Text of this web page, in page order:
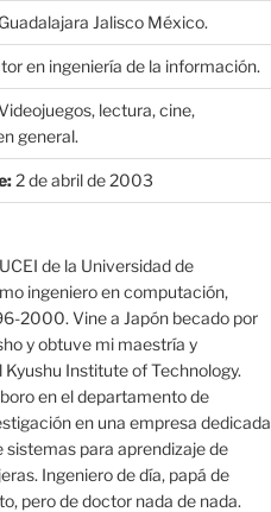
Jalisco México.
en ingeniería de la información.
lectura, cine,
general.
2 de abril de 2003
de la Universidad de
ingeniero en computación,
2000. Vine a Japón becado por
y obtuve mi maestría y
Institute of Technology.
en el departamento de
en una empresa dedicada
sistemas para aprendizaje de
Ingeniero de día, papá de
pero de doctor nada de nada.